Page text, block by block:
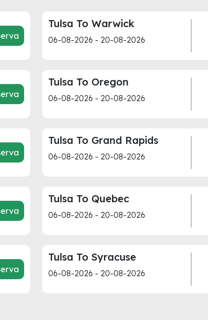
Tulsa To Warwick
06-08-2026 - 20-08-2026
Tulsa To Oregon
06-08-2026 - 20-08-2026
Tulsa To Grand Rapids
06-08-2026 - 20-08-2026
Tulsa To Quebec
06-08-2026 - 20-08-2026
Tulsa To Syracuse
06-08-2026 - 20-08-2026